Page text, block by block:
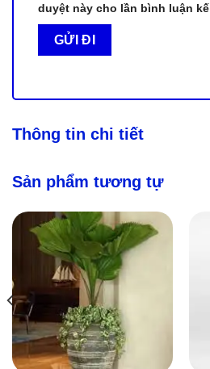
duyệt này cho lần bình luận
Thông tin chi tiết
Sản phẩm tương tự